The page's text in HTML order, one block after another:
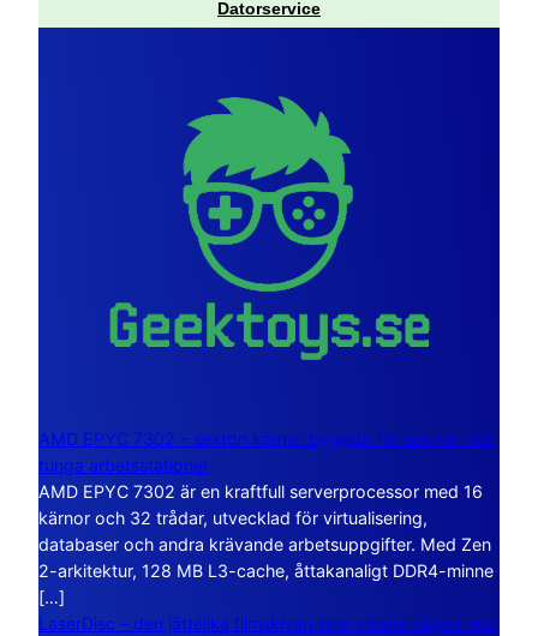
Datorservice
AMD EPYC 7302 – sexton kärnor byggda för servrar och
tunga arbetsstationer
AMD EPYC 7302 är en kraftfull serverprocessor med 16
kärnor och 32 trådar, utvecklad för virtualisering,
databaser och andra krävande arbetsuppgifter. Med Zen
2-arkitektur, 128 MB L3-cache, åttakanaligt DDR4-minne
[…]
LaserDisc – den jättelika filmskivan som visade vägen mot